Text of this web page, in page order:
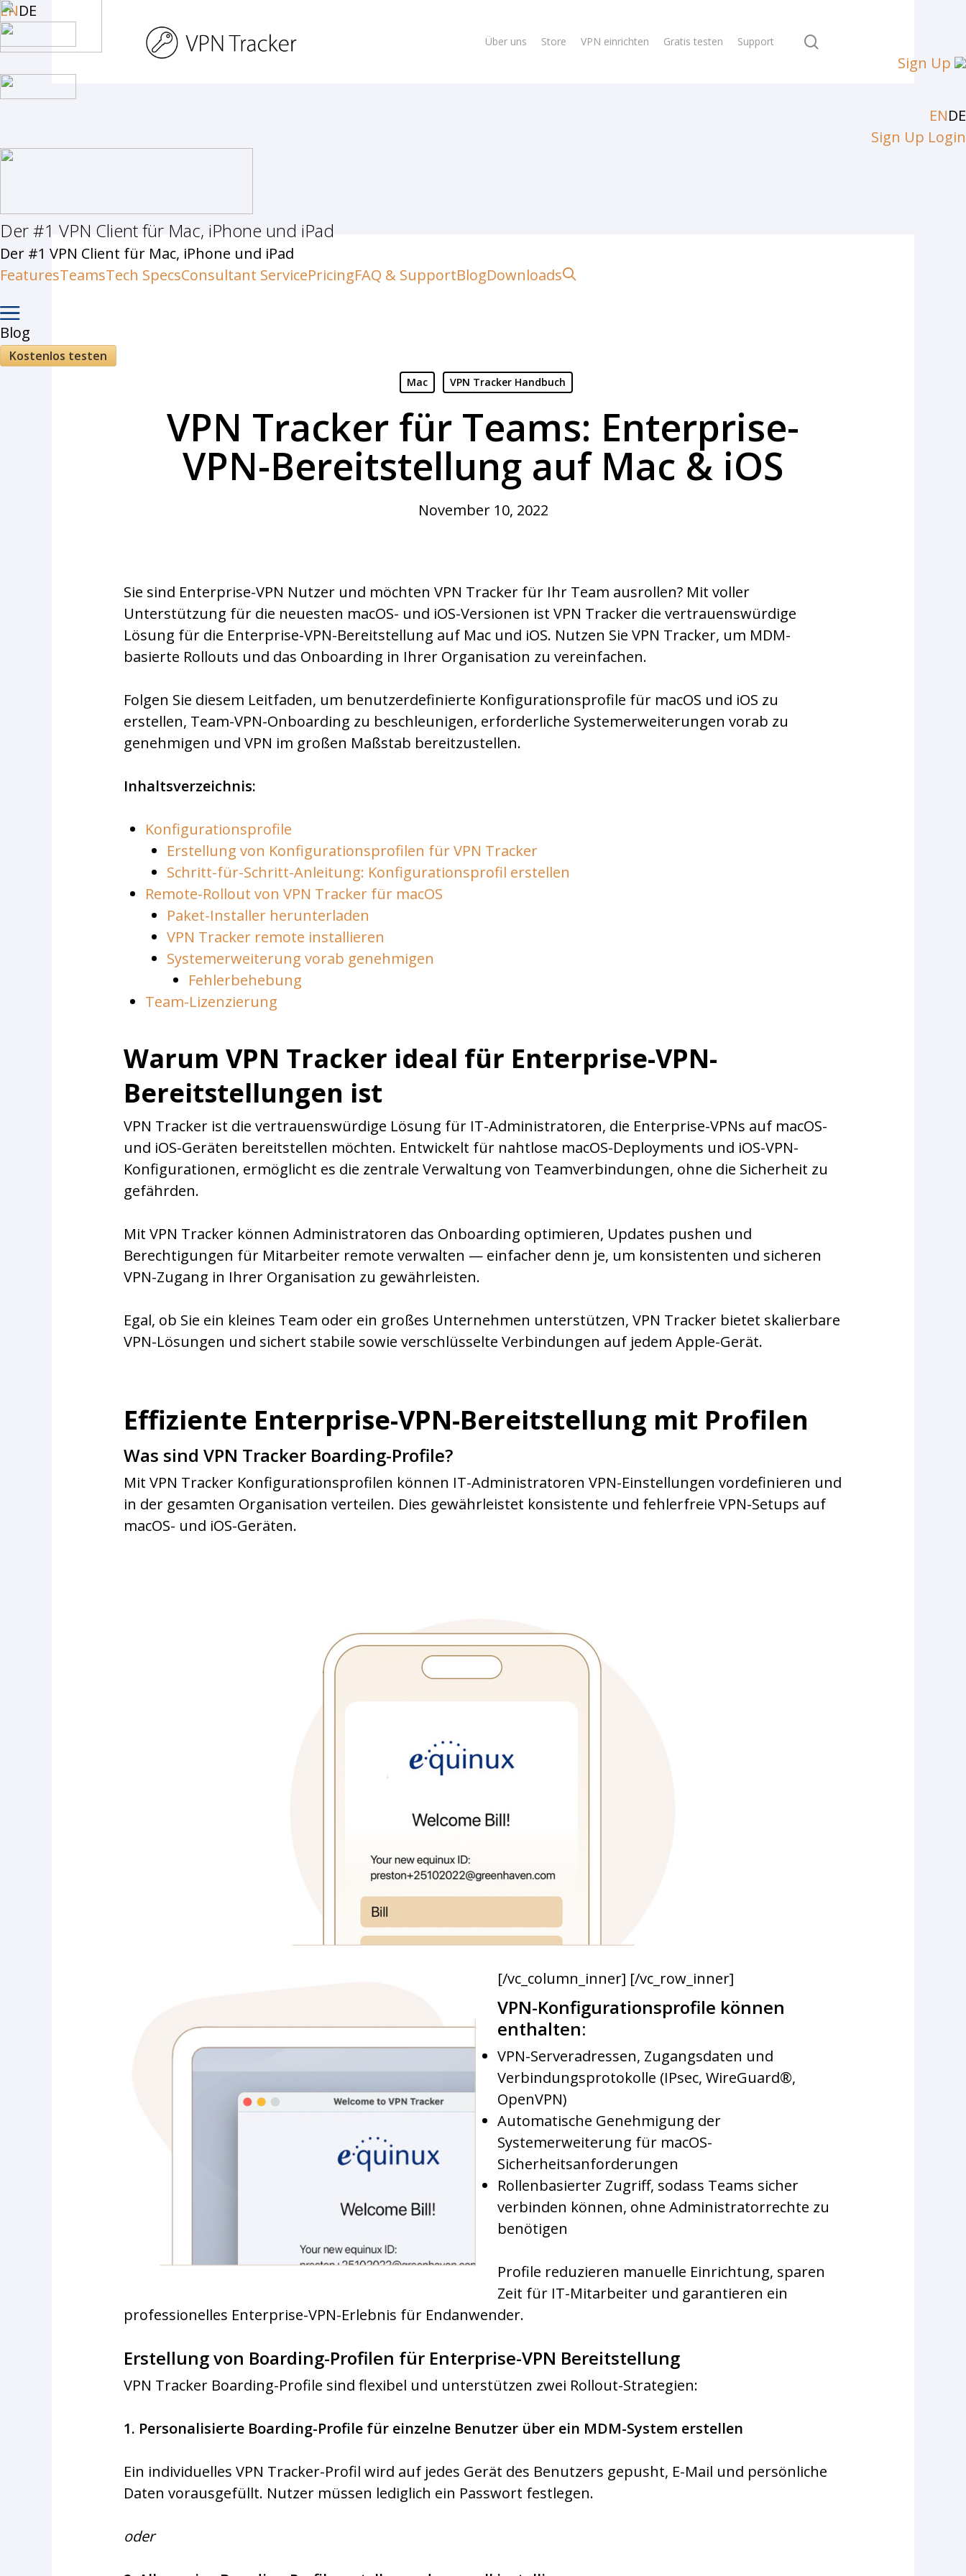
ENDE
Sign Up
ENDE
Sign Up Login
Der #1 VPN Client für Mac, iPhone und iPad
Der #1 VPN Client für Mac, iPhone und iPad
FeaturesTeamsTech SpecsConsultant ServicePricingFAQ & SupportBlogDownloads
Blog
Kostenlos testen
Skip
to
main
content
Hit enter to search or ESC to close
Über uns Store VPN einrichten Gratis testen Support
Mac VPN Tracker Handbuch
VPN Tracker für Teams: Enterprise-
VPN-Bereitstellung auf Mac & iOS
November 10, 2022
Sie sind Enterprise-VPN Nutzer und möchten VPN Tracker für Ihr Team ausrollen? Mit voller
Unterstützung für die neuesten macOS- und iOS-Versionen ist VPN Tracker die vertrauenswürdige
Lösung für die Enterprise-VPN-Bereitstellung auf Mac und iOS. Nutzen Sie VPN Tracker, um MDM-
basierte Rollouts und das Onboarding in Ihrer Organisation zu vereinfachen.
Folgen Sie diesem Leitfaden, um benutzerdefinierte Konfigurationsprofile für macOS und iOS zu
erstellen, Team-VPN-Onboarding zu beschleunigen, erforderliche Systemerweiterungen vorab zu
genehmigen und VPN im großen Maßstab bereitzustellen.
Inhaltsverzeichnis:
Konfigurationsprofile
Erstellung von Konfigurationsprofilen für VPN Tracker
Schritt-für-Schritt-Anleitung: Konfigurationsprofil erstellen
Remote-Rollout von VPN Tracker für macOS
Paket-Installer herunterladen
VPN Tracker remote installieren
Systemerweiterung vorab genehmigen
Fehlerbehebung
Team-Lizenzierung
Warum VPN Tracker ideal für Enterprise-VPN-
Bereitstellungen ist
VPN Tracker ist die vertrauenswürdige Lösung für IT-Administratoren, die Enterprise-VPNs auf macOS-
und iOS-Geräten bereitstellen möchten. Entwickelt für nahtlose macOS-Deployments und iOS-VPN-
Konfigurationen, ermöglicht es die zentrale Verwaltung von Teamverbindungen, ohne die Sicherheit zu
gefährden.
Mit VPN Tracker können Administratoren das Onboarding optimieren, Updates pushen und
Berechtigungen für Mitarbeiter remote verwalten — einfacher denn je, um konsistenten und sicheren
VPN-Zugang in Ihrer Organisation zu gewährleisten.
Egal, ob Sie ein kleines Team oder ein großes Unternehmen unterstützen, VPN Tracker bietet skalierbare
VPN-Lösungen und sichert stabile sowie verschlüsselte Verbindungen auf jedem Apple-Gerät.
Effiziente Enterprise-VPN-Bereitstellung mit Profilen
Was sind VPN Tracker Boarding-Profile?
Mit VPN Tracker Konfigurationsprofilen können IT-Administratoren VPN-Einstellungen vordefinieren und
in der gesamten Organisation verteilen. Dies gewährleistet konsistente und fehlerfreie VPN-Setups auf
macOS- und iOS-Geräten.
[/vc_column_inner] [/vc_row_inner]
VPN-Konfigurationsprofile können
enthalten:
VPN-Serveradressen, Zugangsdaten und
Verbindungsprotokolle (IPsec, WireGuard®,
OpenVPN)
Automatische Genehmigung der
Systemerweiterung für macOS-
Sicherheitsanforderungen
Rollenbasierter Zugriff, sodass Teams sicher
verbinden können, ohne Administratorrechte zu
benötigen
Profile reduzieren manuelle Einrichtung, sparen
Zeit für IT-Mitarbeiter und garantieren ein
professionelles Enterprise-VPN-Erlebnis für Endanwender.
Erstellung von Boarding-Profilen für Enterprise-VPN Bereitstellung
VPN Tracker Boarding-Profile sind flexibel und unterstützen zwei Rollout-Strategien:
1. Personalisierte Boarding-Profile für einzelne Benutzer über ein MDM-System erstellen
Ein individuelles VPN Tracker-Profil wird auf jedes Gerät des Benutzers gepusht, E-Mail und persönliche
Daten vorausgefüllt. Nutzer müssen lediglich ein Passwort festlegen.
oder